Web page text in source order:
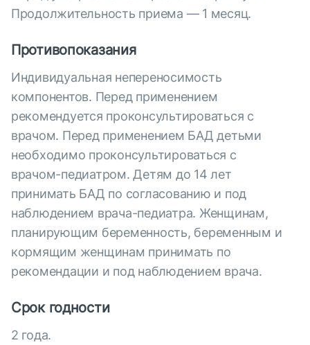
Продолжительность приема — 1 месяц.
Противопоказания
Индивидуальная непереносимость
компонентов. Перед применением
рекомендуется проконсультироваться с
врачом. Перед применением БАД детьми
необходимо проконсультироваться с
врачом-педиатром. Детям до 14 лет
принимать БАД по согласованию и под
наблюдением врача-педиатра. Женщинам,
планирующим беременность, беременным и
кормящим женщинам принимать по
рекомендации и под наблюдением врача.
Срок годности
2 года.